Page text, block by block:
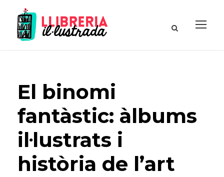
El binomi
fantàstic: àlbums
il·lustrats i
història de l’art